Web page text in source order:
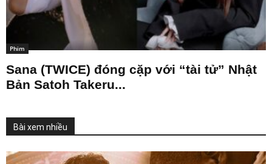
Phim
Sana (TWICE) đóng cặp với “tài tử” Nhật
Bản Satoh Takeru...
Bài xem nhiều